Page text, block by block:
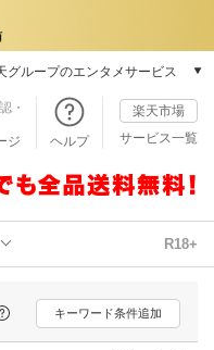
グループのエンタメサービス
本/ゲーム/CD/DVD
楽天ブックス
楽天Kobo
動画配信
楽天TV
・
ジ
ヘルプ
楽天市場
サービス一覧
R18+
キーワード条件追加